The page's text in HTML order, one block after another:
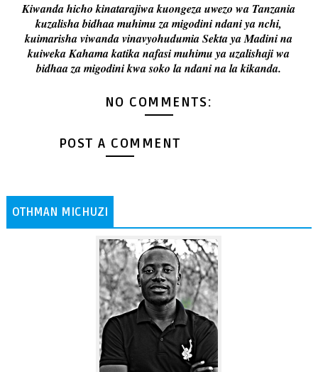
Kiwanda hicho kinatarajiwa kuongeza uwezo wa Tanzania
kuzalisha bidhaa muhimu za migodini ndani ya nchi,
kuimarisha viwanda vinavyohudumia Sekta ya Madini na
kuiweka Kahama katika nafasi muhimu ya uzalishaji wa
bidhaa za migodini kwa soko la ndani na la kikanda.
NO COMMENTS:
POST A COMMENT
OTHMAN MICHUZI